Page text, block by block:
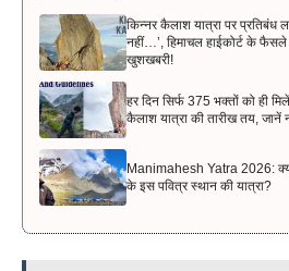
किन्नर कैलाश यात्रा पर प्रतिबंध
नहीं…’, हिमाचल हाईकोर्ट के
खुशखबरी!
हर दिन सिर्फ 375 भक्तों को ही
कैलाश यात्रा की तारीख तय, जानें
Manimahesh Yatra 2026:
के इस पवित्र स्थान की यात्रा?